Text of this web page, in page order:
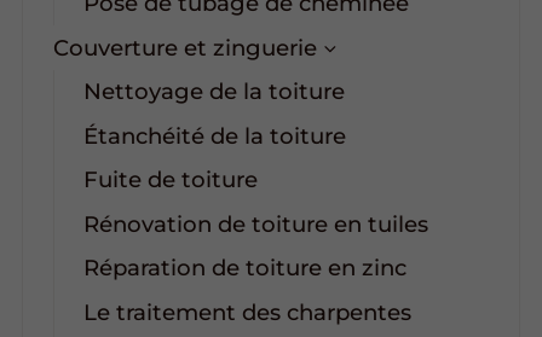
Couverture et zinguerie
Nettoyage de la toiture
Étanchéité de la toiture
Fuite de toiture
Rénovation de toiture en tuiles
Réparation de toiture en zinc
Le traitement des charpentes